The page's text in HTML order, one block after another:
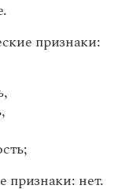
признаки
разбор
признаки
часть речи
по значению
по
признаки:
признаки: нет.